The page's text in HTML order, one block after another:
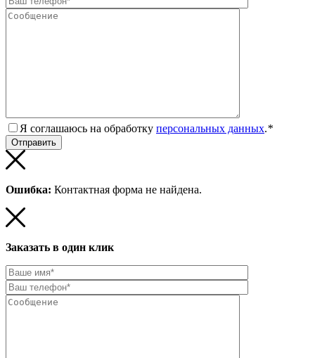
Я соглашаюсь на обработку персональных данных.*
Ошибка: Контактная форма не найдена.
Заказать в один клик